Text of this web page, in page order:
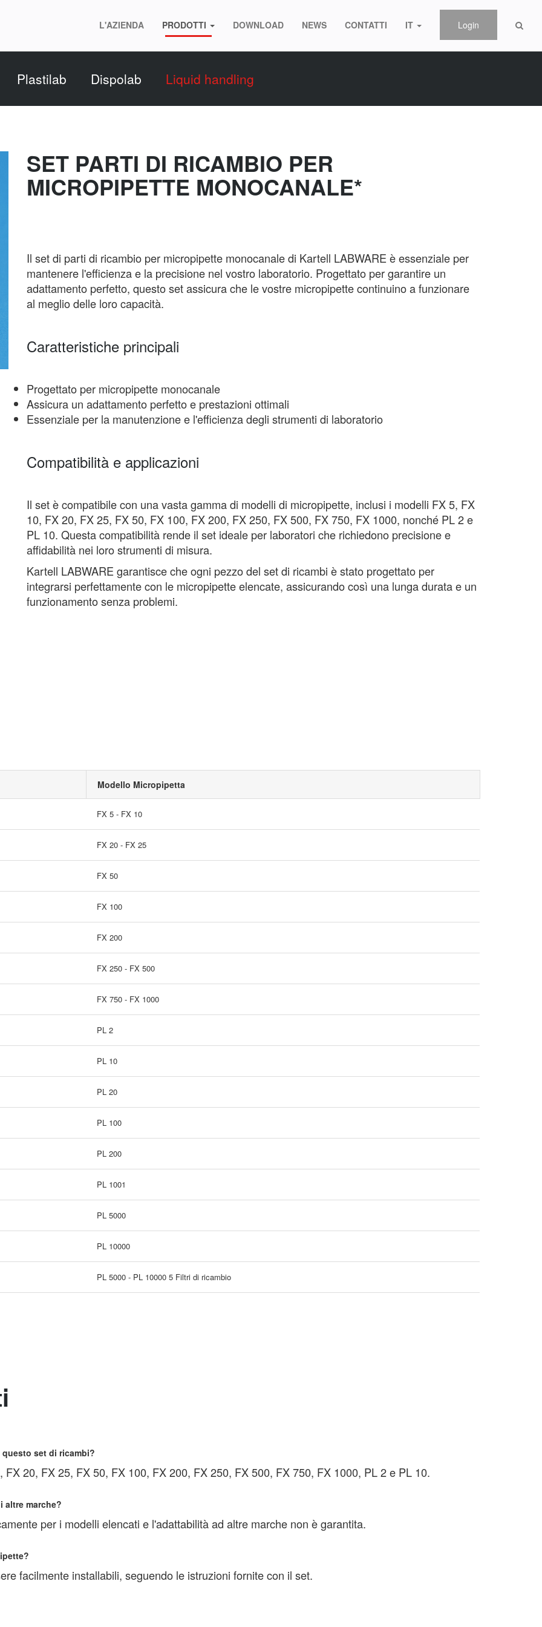
L'AZIENDA PRODOTTI DOWNLOAD NEWS CONTATTI IT Login
Plastilab Dispolab Liquid handling
SET PARTI DI RICAMBIO PER
MICROPIPETTE MONOCANALE*
Il set di parti di ricambio per micropipette monocanale di Kartell LABWARE è essenziale per
mantenere l'efficienza e la precisione nel vostro laboratorio. Progettato per garantire un
adattamento perfetto, questo set assicura che le vostre micropipette continuino a funzionare
al meglio delle loro capacità.
Caratteristiche principali
Progettato per micropipette monocanale
Assicura un adattamento perfetto e prestazioni ottimali
Essenziale per la manutenzione e l'efficienza degli strumenti di laboratorio
Compatibilità e applicazioni
Il set è compatibile con una vasta gamma di modelli di micropipette, inclusi i modelli FX 5, FX
10, FX 20, FX 25, FX 50, FX 100, FX 200, FX 250, FX 500, FX 750, FX 1000, nonché PL 2 e
PL 10. Questa compatibilità rende il set ideale per laboratori che richiedono precisione e
affidabilità nei loro strumenti di misura.
Kartell LABWARE garantisce che ogni pezzo del set di ricambi è stato progettato per
integrarsi perfettamente con le micropipette elencate, assicurando così una lunga durata e un
funzionamento senza problemi.
Modello Micropipetta
FX 5 - FX 10
FX 20 - FX 25
FX 50
FX 100
FX 200
FX 250 - FX 500
FX 750 - FX 1000
PL 2
PL 10
PL 20
PL 100
PL 200
PL 1001
PL 5000
PL 10000
PL 5000 - PL 10000 5 Filtri di ricambio
set di ricambi?
20, FX 25, FX 50, FX 100, FX 200, FX 250, FX 500, FX 750, FX 1000, PL 2 e PL 10.
altre marche?
per i modelli elencati e l'adattabilità ad altre marche non è garantita.
facilmente installabili, seguendo le istruzioni fornite con il set.